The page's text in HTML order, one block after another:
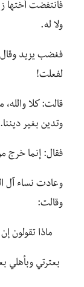
فانتفضت أختها
ولا له.
فغضب يزيد وقال
لفعلت!
قالت: كلا والله،
وتدين بغير ديننا.
فقال: إنما خرج
وعادت نساء آل
وقالت:
ماذا تقولون
بعترتي